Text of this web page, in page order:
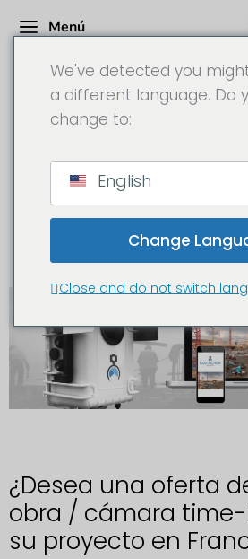
Menú
Cámara para
Time-Lapse de
Consulta de
¿Desea una oferta
obra / cámara
su proyecto en
We've detected you
a different language. Do
change to:
English
Change
Close and do not switch